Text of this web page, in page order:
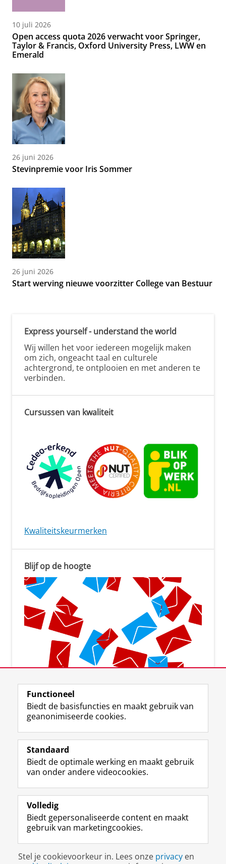
10 juli 2026
Open access quota 2026 verwacht voor Springer,
Taylor & Francis, Oxford University Press, LWW en
Emerald
26 juni 2026
Stevinpremie voor Iris Sommer
26 juni 2026
Start werving nieuwe voorzitter College van Bestuur
Express yourself - understand the world
Wij willen het voor iedereen mogelijk maken
om zich, ongeacht taal en culturele
achtergrond, te ontplooien en met anderen te
verbinden.
Cursussen van kwaliteit
Kwaliteitskeurmerken
Blijf op de hoogte
Aanmelden voor de nieuwsbrief
Volg ons op
a
c
b
k
p
a
g
n
s
a
a
m
-
a
i
e
n
p
a
o
u
-
a
n
Meer info
Contact
Disclaimer & Copyright
Functioneel
Biedt de basisfuncties en maakt gebruik van
geanonimiseerde cookies.
Standaard
Biedt de optimale werking en maakt gebruik
van onder andere videocookies.
Volledig
Biedt gepersonaliseerde content en maakt
gebruik van marketingcookies.
Stel je cookievoorkeur in. Lees onze privacy en